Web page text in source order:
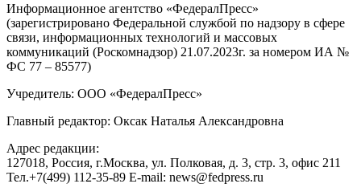
Информационное агентство «ФедералПресс»
(зарегистрировано Федеральной службой по надзору в сфере
связи, информационных технологий и массовых
коммуникаций (Роскомнадзор) 21.07.2023г. за номером ИА №
ФС 77 – 85577)
Учредитель: ООО «ФедералПресс»
Главный редактор: Оксак Наталья Александровна
Адрес редакции:
127018, Россия, г.Москва, ул. Полковая, д. 3, стр. 3, офис 211
Тел.+7(499) 112-35-89 E-mail: news@fedpress.ru